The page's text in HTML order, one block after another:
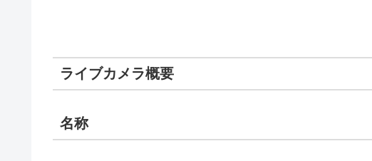
ライブカメラ概要
名称